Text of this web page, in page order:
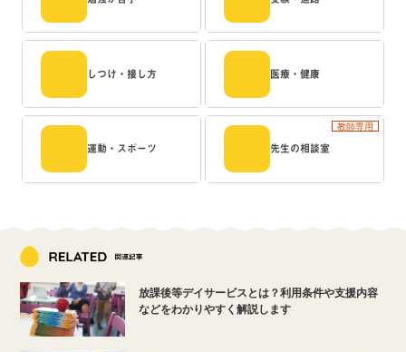
しつけ・接し方 医療・健康
運動・スポーツ
教師専用
先生の相談室
放課後等デイサービスとは？利用条件や支援内容
などをわかりやすく解説します